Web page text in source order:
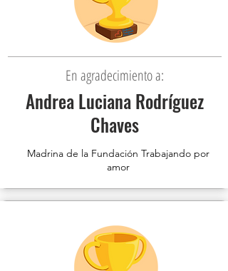
En agradecimiento a:
Andrea Luciana Rodríguez
Chaves
Madrina de la Fundación Trabajando por
amor